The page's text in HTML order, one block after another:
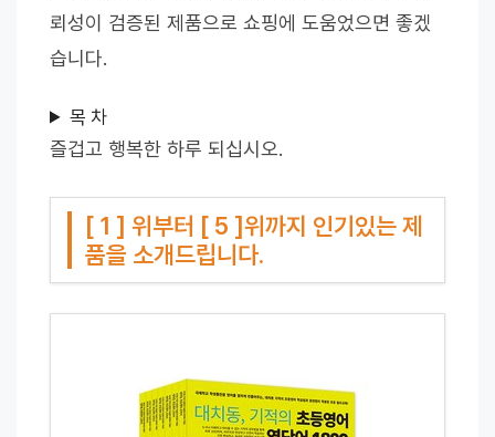
뢰성이 검증된 제품으로 쇼핑에 도움었으면 좋겠
습니다.
목 차
즐겁고 행복한 하루 되십시오.
[ 1 ] 위부터 [ 5 ]위까지 인기있는 제
품을 소개드립니다.